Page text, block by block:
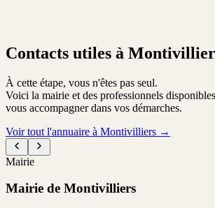
Contacts utiles à
À cette étape, vous n'êtes pas seul.
Voici la mairie et des professionnels
vous accompagner dans vos démarches.
Voir tout l'annuaire à Montivilliers →
Mairie
Mairie de Montivilliers